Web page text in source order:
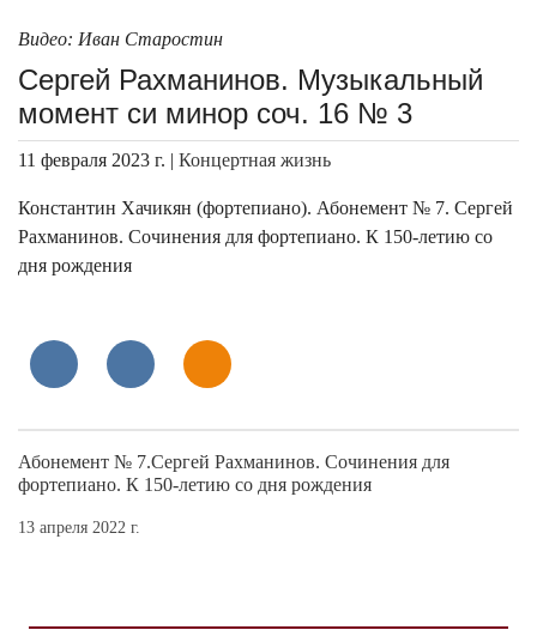
Видео: Иван Старостин
Сергей Рахманинов. Музыкальный
момент си минор соч. 16 № 3
11 февраля 2023 г. | Концертная жизнь
Константин Хачикян (фортепиано). Абонемент № 7. Сергей
Рахманинов. Сочинения для фортепиано. К 150-летию со
дня рождения
Абонемент № 7.Сергей Рахманинов. Сочинения для
фортепиано. К 150-летию со дня рождения
13 апреля 2022 г.